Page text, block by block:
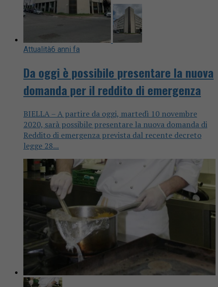
Attualità6 anni fa
Da oggi è possibile presentare la nuova
domanda per il reddito di emergenza
BIELLA – A partire da oggi, martedì 10 novembre
2020, sarà possibile presentare la nuova domanda di
Reddito di emergenza prevista dal recente decreto
legge 28...